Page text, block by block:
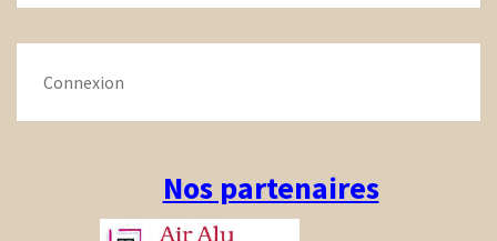
Connexion
Nos partenaires